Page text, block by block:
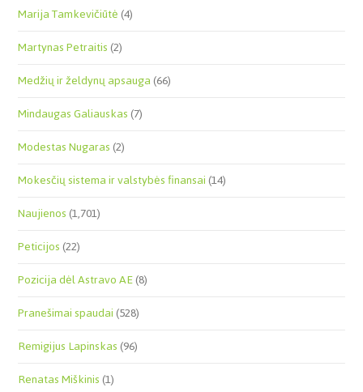
Marija Tamkevičiūtė(4)
Martynas Petraitis(2)
Medžių ir želdynų apsauga(66)
Mindaugas Galiauskas(7)
Modestas Nugaras(2)
Mokesčių sistema ir valstybės finansai(14)
Naujienos(1,701)
Peticijos(22)
Pozicija dėl Astravo AE(8)
Pranešimai spaudai(528)
Remigijus Lapinskas(96)
Renatas Miškinis(1)